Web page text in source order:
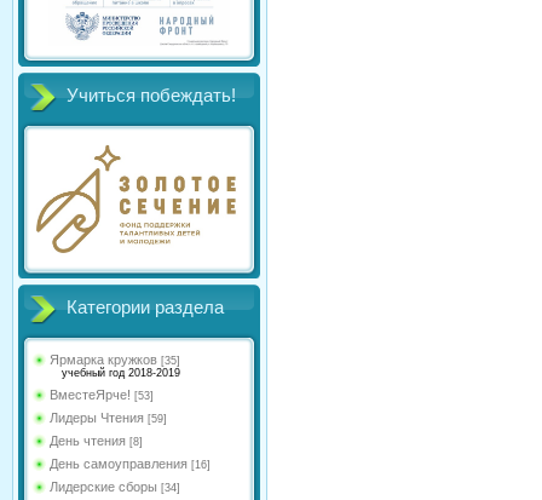
Учиться побеждать!
Категории раздела
Ярмарка кружков [35]
учебный год 2018-2019
ВместеЯрче! [53]
Лидеры Чтения [59]
День чтения [8]
День самоуправления [16]
Лидерские сборы [34]